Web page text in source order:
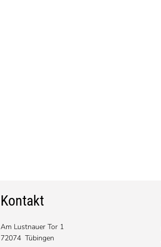
Kontakt
Am Lustnauer Tor 1
72074 Tübingen